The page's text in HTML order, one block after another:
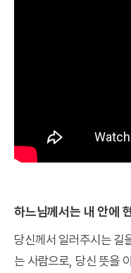
하느님께서는 내 안에
당신께서 일러주시는 길
는 사람으로, 당신 뜻을